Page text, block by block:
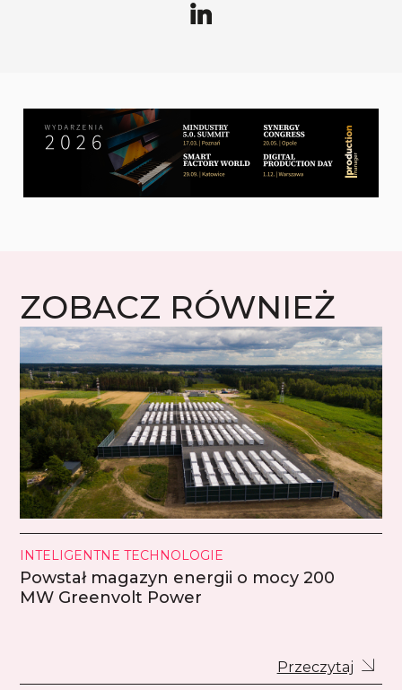
ZOBACZ RÓWNIEŻ
INTELIGENTNE TECHNOLOGIE
Powstał magazyn energii o mocy 200
MW Greenvolt Power
Przeczytaj